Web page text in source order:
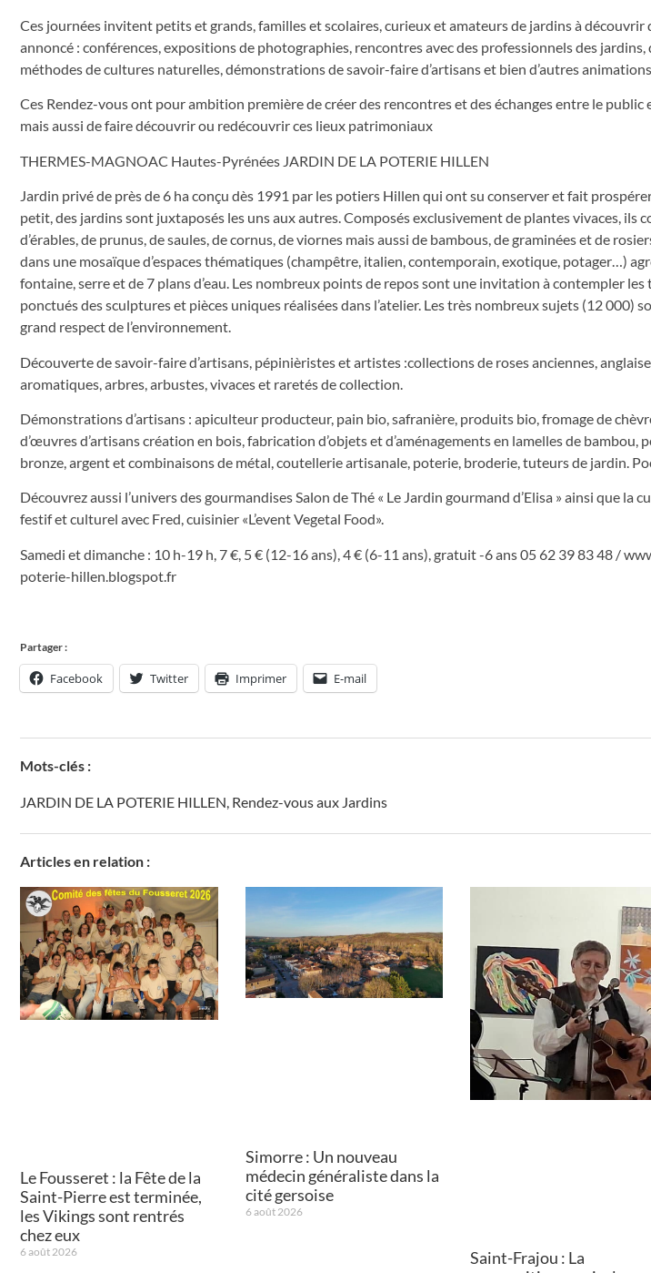
Ces journées invitent petits et grands, familles et scolaires, curieux et amateurs de jardins à
annoncé : conférences, expositions de photographies, rencontres avec des professionnels des
méthodes de cultures naturelles, démonstrations de savoir-faire d’artisans et bien d’autres
Ces Rendez-vous ont pour ambition première de créer des rencontres et des échanges entre le
mais aussi de faire découvrir ou redécouvrir ces lieux patrimoniaux
THERMES-MAGNOAC Hautes-Pyrénées JARDIN DE LA POTERIE HILLEN
Jardin privé de près de 6 ha conçu dès 1991 par les potiers Hillen qui ont su conserver et fait
petit, des jardins sont juxtaposés les uns aux autres. Composés exclusivement de plantes vivaces, ils
d’érables, de prunus, de saules, de cornus, de viornes mais aussi de bambous, de graminées et de
dans une mosaïque d’espaces thématiques (champêtre, italien, contemporain, exotique, potager…)
fontaine, serre et de 7 plans d’eau. Les nombreux points de repos sont une invitation à contempler
ponctués des sculptures et pièces uniques réalisées dans l’atelier. Les très nombreux sujets (12 000)
grand respect de l’environnement.
Découverte de savoir-faire d’artisans, pépinièristes et artistes :collections de roses anciennes,
aromatiques, arbres, arbustes, vivaces et raretés de collection.
Démonstrations d’artisans : apiculteur producteur, pain bio, safranière, produits bio, fromage de
d’œuvres d’artisans création en bois, fabrication d’objets et d’aménagements en lamelles de
bronze, argent et combinaisons de métal, coutellerie artisanale, poterie, broderie, tuteurs de jardin.
Découvrez aussi l’univers des gourmandises Salon de Thé « Le Jardin gourmand d’Elisa » ainsi que la
festif et culturel avec Fred, cuisinier «L’event Vegetal Food».
Samedi et dimanche : 10 h-19 h, 7 €, 5 € (12-16 ans), 4 € (6-11 ans), gratuit -6 ans 05 62 39 83 48 /
poterie-hillen.blogspot.fr
Partager :
Facebook Twitter Imprimer E-mail
Mots-clés :
JARDIN DE LA POTERIE HILLEN, Rendez-vous aux Jardins
Articles en relation :
Le Fousseret : la Fête de la
Saint-Pierre est terminée,
les Vikings sont rentrés
chez eux
6 août 2026
Simorre : Un nouveau
médecin généraliste dans la
cité gersoise
6 août 2026
Saint-Frajou : La